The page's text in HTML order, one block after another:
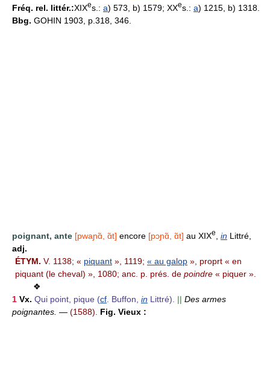
Fréq. rel. littér.:XIXes.: a) 573, b) 1579; XXes.: a) 1215, b) 1318.
Bbg. GOHIN 1903, p.318, 346.
poignant, ante [pwaɲɑ̃, ɑ̃t] encore [pɔɲɑ̃, ɑ̃t] au XIXe in Littré,
adj.
ÉTYM. V. 1138; « piquant », 1119; « au galop », proprt « en
piquant (le cheval) », 1080; anc. p. prés. de poindre « piquer ».
❖
1 Vx. Qui point, pique (cf . Buffon, in Littré). || Des armes
poignantes. — (1588). Fig. Vieux :